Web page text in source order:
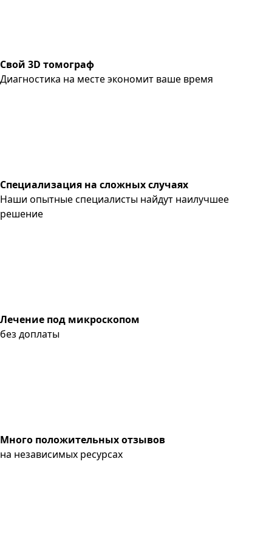
Свой 3D томограф
Диагностика на месте экономит ваше время
Специализация на сложных случаях
Наши опытные специалисты найдут наилучшее
решение
Лечение под микроскопом
без доплаты
Много положительных отзывов
на независимых ресурсах